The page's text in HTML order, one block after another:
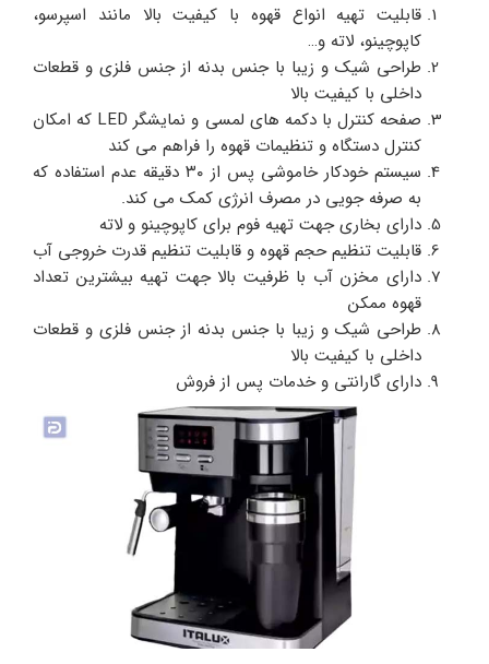
قابلیت تهیه انواع قهوه با کیفیت بالا مانند اسپرسو،
کاپوچینو، لاته و…
طراحی شیک و زیبا با جنس بدنه از جنس فلزی و قطعات
داخلی با کیفیت بالا
صفحه کنترل با دکمه های لمسی و نمایشگر LED که امکان
کنترل دستگاه و تنظیمات قهوه را فراهم می کند
سیستم خودکار خاموشی پس از ۳۰ دقیقه عدم استفاده که
به صرفه جویی در مصرف انرژی کمک می کند.
دارای بخاری جهت تهیه فوم برای کاپوچینو و لاته
قابلیت تنظیم حجم قهوه و قابلیت تنظیم قدرت خروجی آب
دارای مخزن آب با ظرفیت بالا جهت تهیه بیشترین تعداد
قهوه ممکن
طراحی شیک و زیبا با جنس بدنه از جنس فلزی و قطعات
داخلی با کیفیت بالا
دارای گارانتی و خدمات پس از فروش